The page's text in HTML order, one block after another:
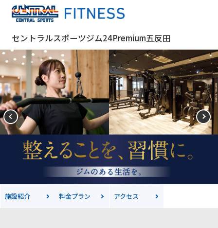
セントラルスポーツジム24Premium五反田
施設紹介 料金プラン アクセス